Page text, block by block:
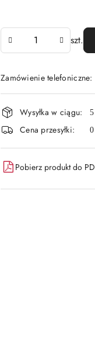
szt.
Zamówienie
Dostępność
i
Wysyłka w ciągu:
Cena przesyłki: 0
Pobierz produkt do